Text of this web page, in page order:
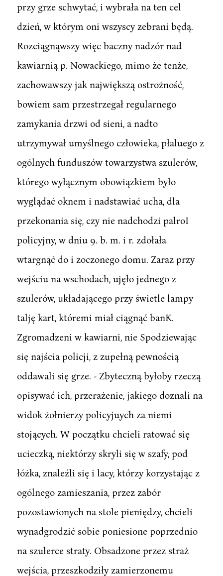
przy grze schwytać, i wybrała na ten cel
dzień, w którym oni wszyscy zebrani będą.
Rozciągnąwszy więc baczny nadzór nad
kawiarnią p. Nowackiego, mimo że tenże,
zachowawszy jak największą ostrożność,
bowiem sam przestrzegał regularnego
zamykania drzwi od sieni, a nadto
utrzymywał umyślnego człowieka, płaluego z
ogólnych funduszów towarzystwa szulerów,
którego wyłącznym obowiązkiem było
wyglądać oknem i nadstawiać ucha, dla
przekonania się, czy nie nadchodzi palroI
policyjny, w dniu 9. b. m. i r. zdołała
wtargnąć do i zoczonego domu. Zaraz przy
wejściu na wschodach, ujęło jednego z
szulerów, układającego przy świetle lampy
talję kart, któremi miał ciągnąć banK.
Zgromadzeni w kawiarni, nie Spodziewając
się najścia policji, z zupełną pewnością
oddawali się grze. - Zbyteczną byłoby rzeczą
opisywać ich, przerażenie, jakiego doznali na
widok żołnierzy policyjuych za niemi
stojących. W początku chcieli ratować się
ucieczką, niektórzy skryli się w szafy, pod
łóżka, znaleźli się i lacy, którzy korzystając z
ogólnego zamieszania, przez zabór
pozostawionych na stole pieniędzy, chcieli
wynadgrodzić sobie poniesione poprzednio
na szulerce straty. Obsadzone przez straż
wejścia, przeszkodziły zamierzonemu